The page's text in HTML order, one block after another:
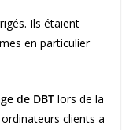
Ils étaient
en particulier
de DBT lors de la
clients a